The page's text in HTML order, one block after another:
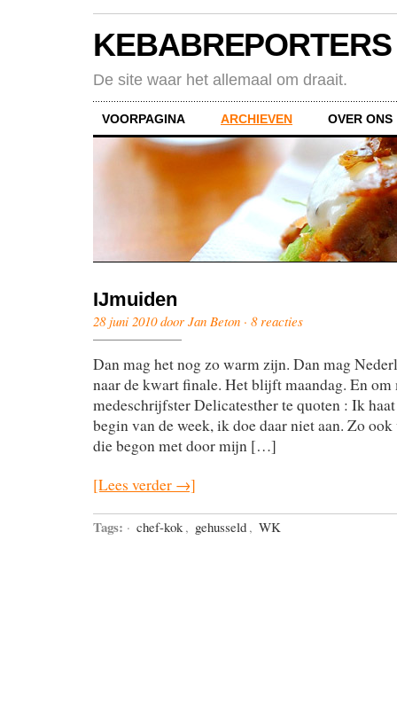
KEBABREPORTERS
De site waar het allemaal om draait.
VOORPAGINA ARCHIEVEN OVER ONS
IJmuiden
28 juni 2010 door Jan Beton · 8 reacties
Dan mag het nog zo warm zijn. Dan mag
naar de kwart finale. Het blijft maandag. En om
medeschrijfster Delicatesther te quoten : Ik
begin van de week, ik doe daar niet aan. Zo
die begon met door mijn […]
[Lees verder →]
Tags: · chef-kok , gehusseld , WK